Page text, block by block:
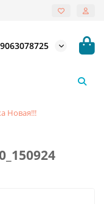
Новая!!!